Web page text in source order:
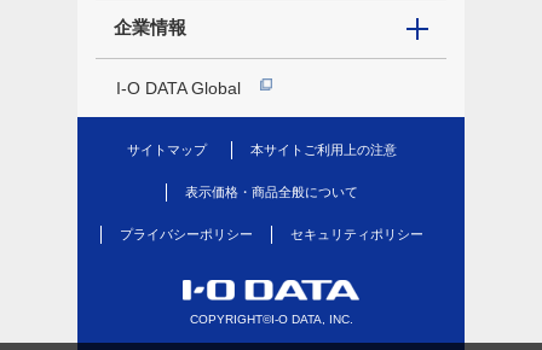
企業情報
I-O DATA Global
サイトマップ 本サイトご利用上の注意
表示価格・商品全般について
プライバシーポリシー セキュリティポリシー
COPYRIGHT©I-O DATA, INC.